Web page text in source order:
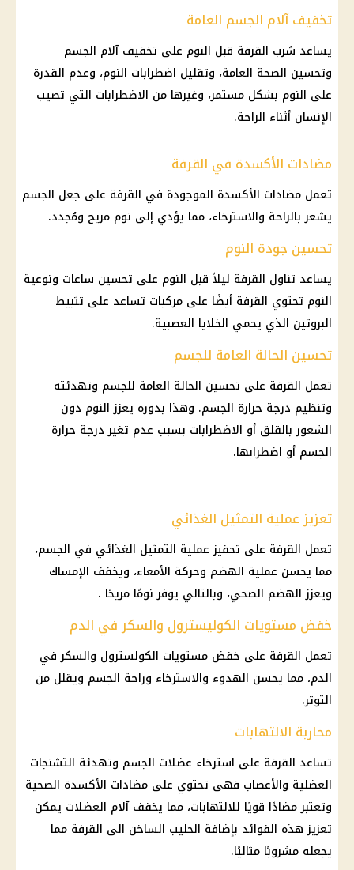
تخفيف آلام الجسم العامة
يساعد شرب القرفة قبل النوم على تخفيف آلام الجسم
وتحسين الصحة العامة، وتقليل اضطرابات النوم، وعدم القدرة
على النوم بشكل مستمر، وغيرها من الاضطرابات التي تصيب
الإنسان أثناء الراحة.
مضادات الأكسدة في القرفة
تعمل مضادات الأكسدة الموجودة في القرفة على جعل الجسم
يشعر بالراحة والاسترخاء، مما يؤدي إلى نوم مريح ومُجدد.
تحسين جودة النوم
يساعد تناول القرفة ليلاً قبل النوم على تحسين ساعات ونوعية
النوم تحتوي القرفة أيضًا على مركبات تساعد على تثبيط
البروتين الذي يحمي الخلايا العصبية.
تحسين الحالة العامة للجسم
تعمل القرفة على تحسين الحالة العامة للجسم وتهدئته
وتنظيم درجة حرارة الجسم. وهذا بدوره يعزز النوم دون
الشعور بالقلق أو الاضطرابات بسبب عدم تغير درجة حرارة
الجسم أو اضطرابها.
تعزيز عملية التمثيل الغذائي
تعمل القرفة على تحفيز عملية التمثيل الغذائي في الجسم،
مما يحسن عملية الهضم وحركة الأمعاء، ويخفف الإمساك
ويعزز الهضم الصحي، وبالتالي يوفر نومًا مريحًا .
خفض مستويات الكوليسترول والسكر في الدم
تعمل القرفة على خفض مستويات الكولسترول والسكر في
الدم، مما يحسن الهدوء والاسترخاء وراحة الجسم ويقلل من
التوتر.
محاربة الالتهابات
تساعد القرفة على استرخاء عضلات الجسم وتهدئة التشنجات
العضلية والأعصاب فهى تحتوي على مضادات الأكسدة الصحية
وتعتبر مضادًا قويًا للالتهابات، مما يخفف آلام العضلات يمكن
تعزيز هذه الفوائد بإضافة الحليب الساخن الى القرفة مما
يجعله مشروبًا مثاليًا.